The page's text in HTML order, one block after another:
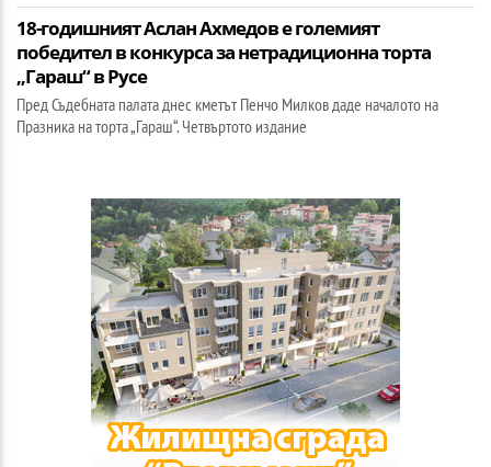
18-годишният Аслан Ахмедов е големият
победител в конкурса за нетрадиционна торта
„Гараш“ в Русе
Пред Съдебната палата днес кметът Пенчо Милков даде началото на
Празника на торта „Гараш“. Четвъртото издание